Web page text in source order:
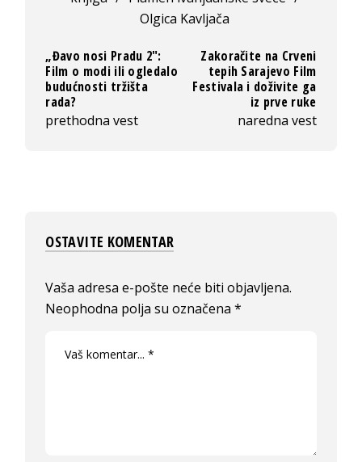
Olgica Kavljača
„Đavo nosi Pradu 2″:
Film o modi ili ogledalo
budućnosti tržišta
rada?
prethodna vest
Zakoračite na Crveni
tepih Sarajevo Film
Festivala i doživite ga
iz prve ruke
naredna vest
OSTAVITE KOMENTAR
Vaša adresa e-pošte neće biti objavljena.
Neophodna polja su označena*